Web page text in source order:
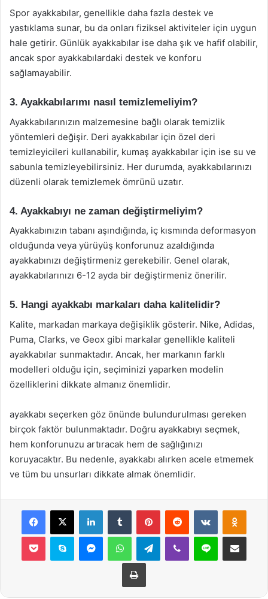
Spor ayakkabılar, genellikle daha fazla destek ve
yastıklama sunar, bu da onları fiziksel aktiviteler için uygun
hale getirir. Günlük ayakkabılar ise daha şık ve hafif olabilir,
ancak spor ayakkabılardaki destek ve konforu
sağlamayabilir.
3. Ayakkabılarımı nasıl temizlemeliyim?
Ayakkabılarınızın malzemesine bağlı olarak temizlik
yöntemleri değişir. Deri ayakkabılar için özel deri
temizleyicileri kullanabilir, kumaş ayakkabılar için ise su ve
sabunla temizleyebilirsiniz. Her durumda, ayakkabılarınızı
düzenli olarak temizlemek ömrünü uzatır.
4. Ayakkabıyı ne zaman değiştirmeliyim?
Ayakkabınızın tabanı aşındığında, iç kısmında deformasyon
olduğunda veya yürüyüş konforunuz azaldığında
ayakkabınızı değiştirmeniz gerekebilir. Genel olarak,
ayakkabılarınızı 6-12 ayda bir değiştirmeniz önerilir.
5. Hangi ayakkabı markaları daha kalitelidir?
Kalite, markadan markaya değişiklik gösterir. Nike, Adidas,
Puma, Clarks, ve Geox gibi markalar genellikle kaliteli
ayakkabılar sunmaktadır. Ancak, her markanın farklı
modelleri olduğu için, seçiminizi yaparken modelin
özelliklerini dikkate almanız önemlidir.
ayakkabı seçerken göz önünde bulundurulması gereken
birçok faktör bulunmaktadır. Doğru ayakkabıyı seçmek,
hem konforunuzu artıracak hem de sağlığınızı
koruyacaktır. Bu nedenle, ayakkabı alırken acele etmemek
ve tüm bu unsurları dikkate almak önemlidir.
Facebook
X LinkedInTumblr PinterestReddit VKontakte
Pocket Skype MessengerWhatsAppTelegramViber Line E-Posta ile
Yazdır